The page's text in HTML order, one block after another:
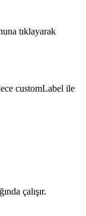
tıklayarak
customLabel ile
çalışır.